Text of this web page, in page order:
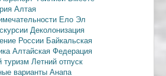
Алтая
Ело Эл
Деколонизация
России Байкальская
Алтайская Федерация
Летний отпуск
варианты Анапа